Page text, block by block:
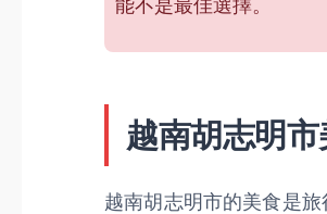
能不是最佳選擇。
越南胡志明
越南胡志明市的美食是